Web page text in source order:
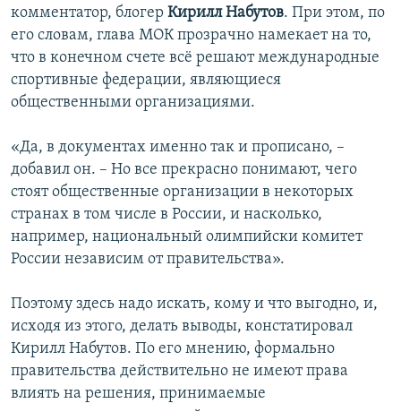
комментатор, блогер Кирилл Набутов. При этом, по
его словам, глава МОК прозрачно намекает на то,
что в конечном счете всё решают международные
спортивные федерации, являющиеся
общественными организациями.
«Да, в документах именно так и прописано, –
добавил он. – Но все прекрасно понимают, чего
стоят общественные организации в некоторых
странах в том числе в России, и насколько,
например, национальный олимпийски комитет
России независим от правительства».
Поэтому здесь надо искать, кому и что выгодно, и,
исходя из этого, делать выводы, констатировал
Кирилл Набутов. По его мнению, формально
правительства действительно не имеют права
влиять на решения, принимаемые